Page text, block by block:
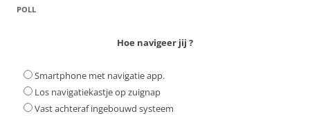
POLL
Hoe navigeer jij ?
Smartphone met navigatie app.
Los navigatiekastje op zuignap
Vast achteraf ingebouwd systeem